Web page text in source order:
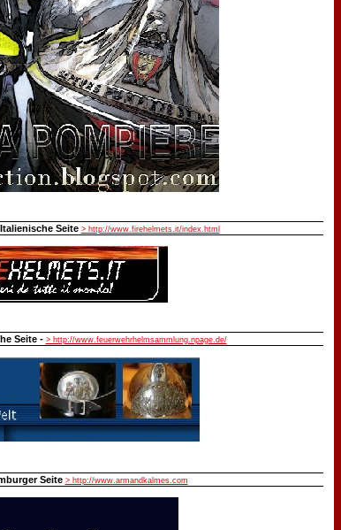
Seite > http://www.firehelmets.it/index.html
Seite - > http://www.feuerwehrhelmsammlung.npage.de/
Seite > http://www.armandkalmes.com